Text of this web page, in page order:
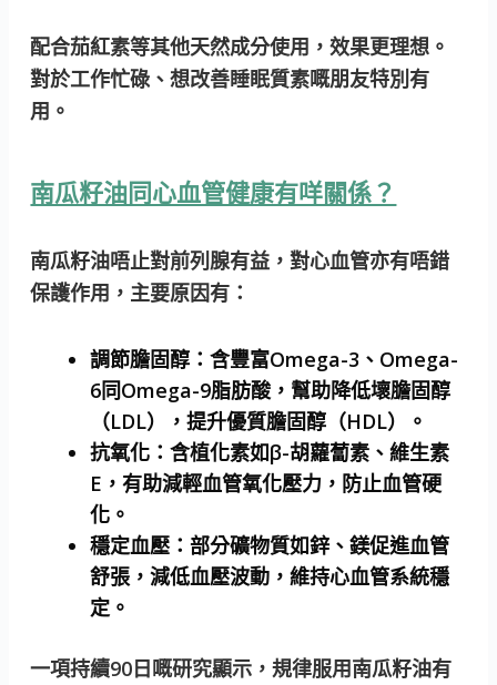
配合茄紅素等其他天然成分使用，效果更理想。
對於工作忙碌、想改善睡眠質素嘅朋友特別有
用。
南瓜籽油同心血管健康有咩關係？
南瓜籽油唔止對前列腺有益，對心血管亦有唔錯
保護作用，主要原因有：
調節膽固醇：含豐富Omega-3、Omega-
6同Omega-9脂肪酸，幫助降低壞膽固醇
（LDL），提升優質膽固醇（HDL）。
抗氧化：含植化素如β-胡蘿蔔素、維生素
E，有助減輕血管氧化壓力，防止血管硬
化。
穩定血壓： 部分礦物質如鋅、鎂促進血管
舒張，減低血壓波動，維持心血管系統穩
定。
一項持續90日嘅研究顯示，規律服用南瓜籽油有